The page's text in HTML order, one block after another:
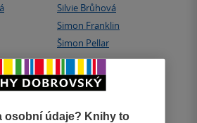
Silvie Brůhová
Simon Franklin
Šimon Pellar
Načíst dalších 60
osobní údaje? Knihy to